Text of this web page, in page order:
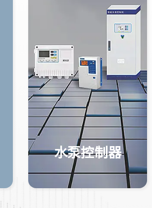
水泵控制器